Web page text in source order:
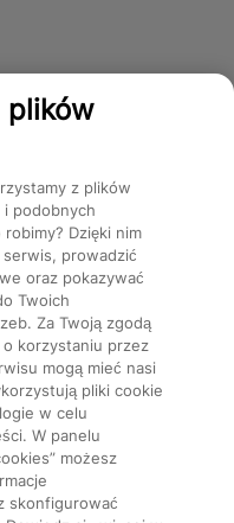
CMS
cookie
plików
z plików
podobnych
Dzięki nim
prowadzić
oraz pokazywać
Twoich
Za Twoją zgodą
korzystaniu przez
mogą mieć nasi
pliki cookie
w celu
W panelu
możesz
skonfigurować